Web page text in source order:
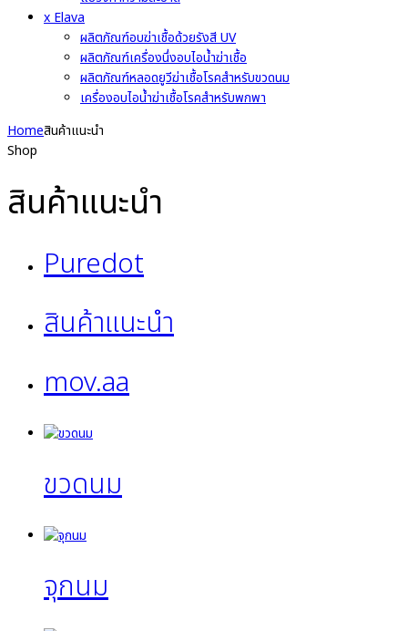
x Elava
ผลิตภัณฑ์อบฆ่าเชื้อด้วยรังสี UV
ผลิตภัณฑ์เครื่องนึ่งอบไอน้ำฆ่าเชื้อ
ผลิตภัณฑ์หลอดยูวีฆ่าเชื้อโรคสำหรับขวดนม
เครื่องอบไอน้ำฆ่าเชื้อโรคสำหรับพกพา
Homeสินค้าแนะนำ
Shop
สินค้าแนะนำ
Puredot
สินค้าแนะนำ
mov.aa
ขวดนม
จุกนม